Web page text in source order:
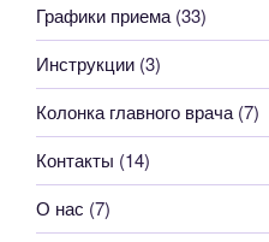
Графики приема (33)
Инструкции (3)
Колонка главного врача (7)
Контакты (14)
О нас (7)